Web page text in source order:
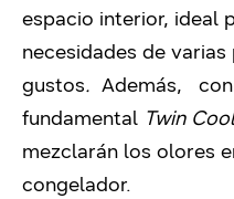
espacio interior, ideal
necesidades de
gustos. Además,
fundamental Twin
mezclarán los olores
congelador.